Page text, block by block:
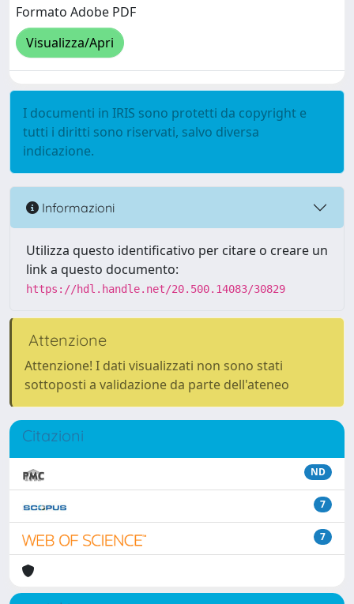
Formato Adobe PDF
Visualizza/Apri
I documenti in IRIS sono protetti da copyright e
tutti i diritti sono riservati, salvo diversa
indicazione.
Informazioni
Utilizza questo identificativo per citare o creare un
link a questo documento:
https://hdl.handle.net/20.500.14083/30829
Attenzione
Attenzione! I dati visualizzati non sono stati
sottoposti a validazione da parte dell'ateneo
Citazioni
ND
7
7